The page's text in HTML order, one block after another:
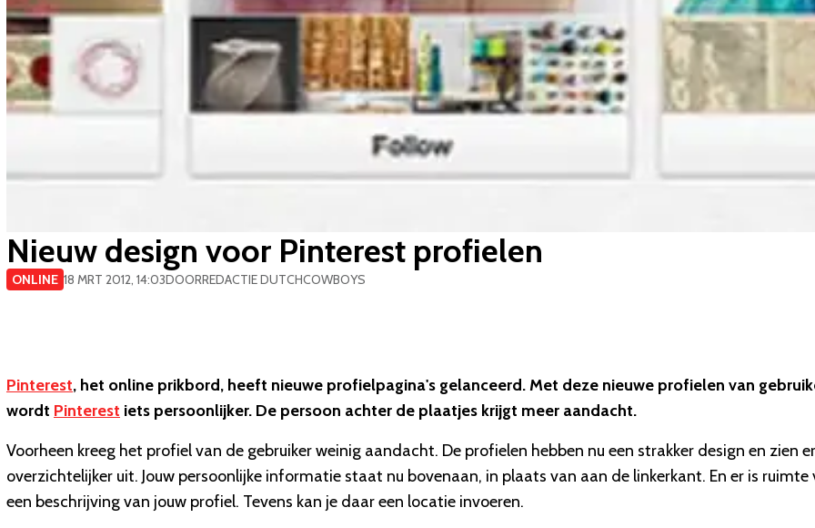
Nieuw design voor Pinterest profielen
ONLINE 18 MRT 2012, 14:03DOORREDACTIE DUTCHCOWBOYS
Pinterest, het online prikbord, heeft nieuwe profielpagina's gelanceerd. Met deze nieuwe profielen van
wordt Pinterest iets persoonlijker. De persoon achter de plaatjes krijgt meer aandacht.
Voorheen kreeg het profiel van de gebruiker weinig aandacht. De profielen hebben nu een strakker design en zien er
overzichtelijker uit. Jouw persoonlijke informatie staat nu bovenaan, in plaats van aan de linkerkant. En er is ruimte
een beschrijving van jouw profiel. Tevens kan je daar een locatie invoeren.